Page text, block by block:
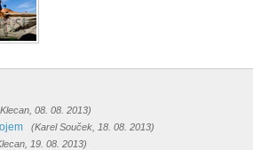
08. 08. 2013)
(Karel Souček, 18. 08. 2013)
19. 08. 2013)